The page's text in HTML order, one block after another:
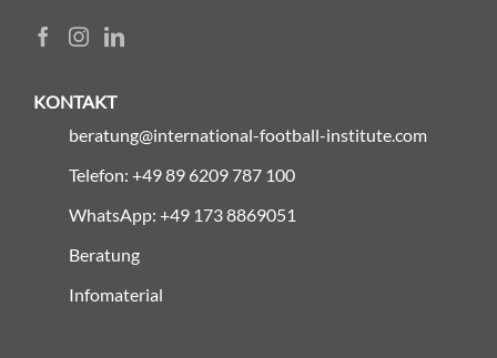
KONTAKT
beratung@international-football-institute.com
Telefon: +49 89 6209 787 100
WhatsApp: +49 173 8869051
Beratung
Infomaterial